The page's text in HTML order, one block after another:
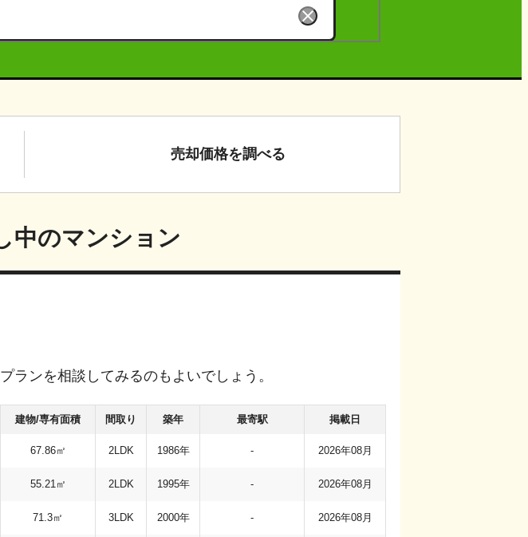
売却価格を調べる
中のマンション
ランを相談してみるのもよいでしょう。
建物/専有面積 間取り 築年 最寄駅 掲載日
67.86㎡ 2LDK 1986年 - 2026年08月
55.21㎡ 2LDK 1995年 - 2026年08月
71.3㎡ 3LDK 2000年 - 2026年08月